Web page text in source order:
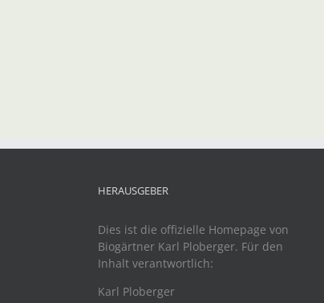
HERAUSGEBER
Dies ist die offizielle Homepage von
Biogärtner Karl Ploberger. Für den
Inhalt verantwortlich:
Karl Ploberger